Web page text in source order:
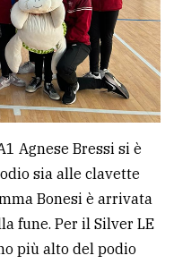
Agnese Bressi si è
sia alle clavette
Bonesi è arrivata
fune. Per il Silver LE
più alto del podio